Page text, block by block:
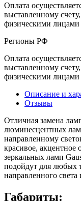
Оплата
выставленному
физическими лицами
Регионы РФ
Оплата
выставленному
физическими лицами
Описание и
Отзывы
Отличная замена
люминесцентных
направленному
красивое,
зеркальных ламп
подойдут для любых
направленного
Габариты: